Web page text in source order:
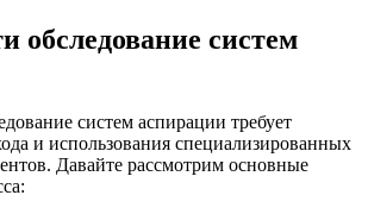
обследование систем
систем аспирации требует
и использования специализированных
Давайте рассмотрим основные